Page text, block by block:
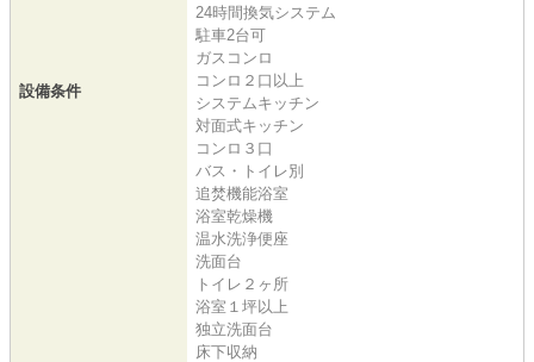
設備条件
24時間換気システム
駐車2台可
ガスコンロ
コンロ２口以上
システムキッチン
対面式キッチン
コンロ３口
バス・トイレ別
追焚機能浴室
浴室乾燥機
温水洗浄便座
洗面台
トイレ２ヶ所
浴室１坪以上
独立洗面台
床下収納